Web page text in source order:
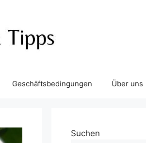
Geschäftsbedingungen Über uns
Suchen